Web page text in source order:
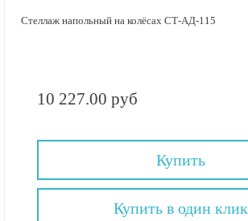
Стеллаж напольный на колёсах СТ-АД-115
10 227.00 руб
Купить
Купить в один клик